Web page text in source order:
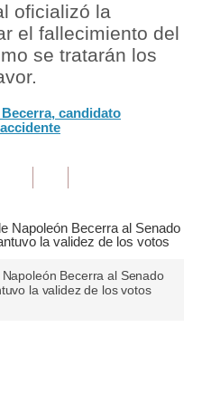
oficializó la
el fallecimiento del
se tratarán los
candidato
Becerra al Senado
la validez de los votos